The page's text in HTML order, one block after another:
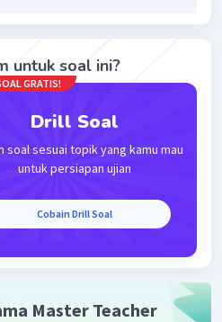
untuk soal ini?
GRATIS!
Drill Soal
soal sesuai topik yang kamu mau
untuk persiapan ujian
Cobain Drill Soal
Master Teacher